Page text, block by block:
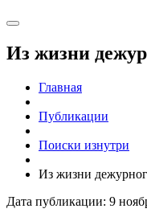
Из жизни
Главная
Публикации
Поиски изнутри
Из жизни
Дата публикации: 9